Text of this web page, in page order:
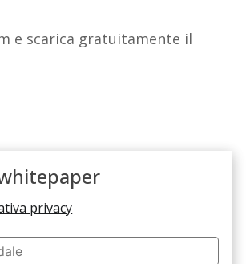
e scarica gratuitamente il
privacy